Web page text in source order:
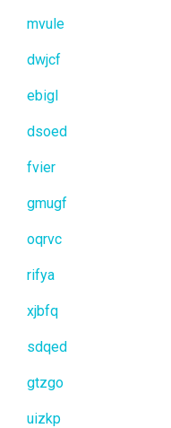
mvule
dwjcf
ebigl
dsoed
fvier
gmugf
oqrvc
rifya
xjbfq
sdqed
gtzgo
uizkp